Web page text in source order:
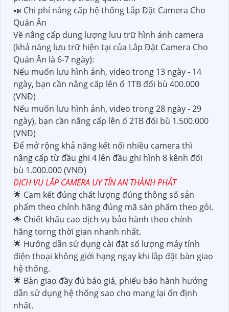
📣 Chi phí nâng cấp hệ thống Lắp Đặt Camera Cho
Quán Ăn
Về nâng cấp dung lượng lưu trữ hình ảnh camera
(khả năng lưu trữ hiện tại của Lắp Đặt Camera Cho
Quán Ăn là 6-7 ngày):
Nếu muốn lưu hình ảnh, video trong 13 ngày - 14
ngày, bạn cần nâng cấp lên ổ 1TB đổi bù 400.000
(VNĐ)
Nếu muốn lưu hình ảnh, video trong 28 ngày - 29
ngày), bạn cần nâng cấp lên ổ 2TB đổi bù 1.500.000
(VNĐ)
Để mở rộng khả năng kết nối nhiều camera thì
nâng cấp từ đầu ghi 4 lên đầu ghi hình 8 kênh đổi
bù 1.000.000 (VNĐ)
DỊCH VỤ LẮP CAMERA UY TÍN AN THÀNH PHÁT
🌟 Cam kết đúng chất lượng đúng thông số sản
phẩm theo chính hãng đúng mã sản phẩm theo gói.
🌟 Chiết khấu cao dịch vụ bảo hành theo chính
hãng torng thời gian nhanh nhất.
🌟 Hướng dẫn sử dụng cài đặt số lượng máy tính
điện thoại không giới hạng ngay khi lắp đặt bàn giao
hệ thống.
🌟 Bàn giao đầy đủ báo giá, phiếu bảo hành hướng
dẫn sử dụng hệ thống sao cho mang lại ổn định
nhất.